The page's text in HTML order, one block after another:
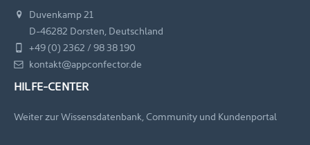
Duvenkamp 21
D-46282 Dorsten, Deutschland
+49 (0) 2362 / 98 38 190
kontakt@appconfector.de
HILFE-CENTER
Weiter zur Wissensdatenbank, Community und Kundenportal